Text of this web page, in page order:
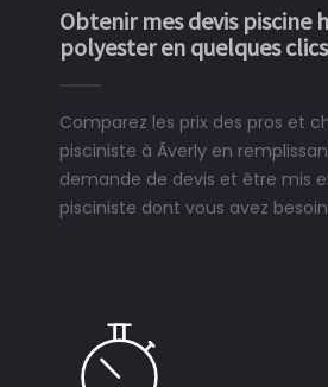
Obtenir mes devis piscine
polyester en quelques clics
Comparez les prix des pros et
pisciniste à Ãverly en
demande de devis et être mis
pisciniste dont vous avez